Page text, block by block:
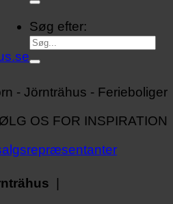
OS FOR INSPIRATION
|
Søg efter: